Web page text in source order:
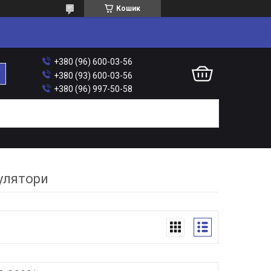
Кошик
+380 (96) 600-03-56
+380 (93) 600-03-56
+380 (96) 997-50-58